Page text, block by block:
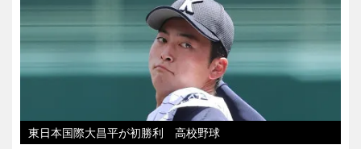
東日本国際大昌平が初勝利 高校野球